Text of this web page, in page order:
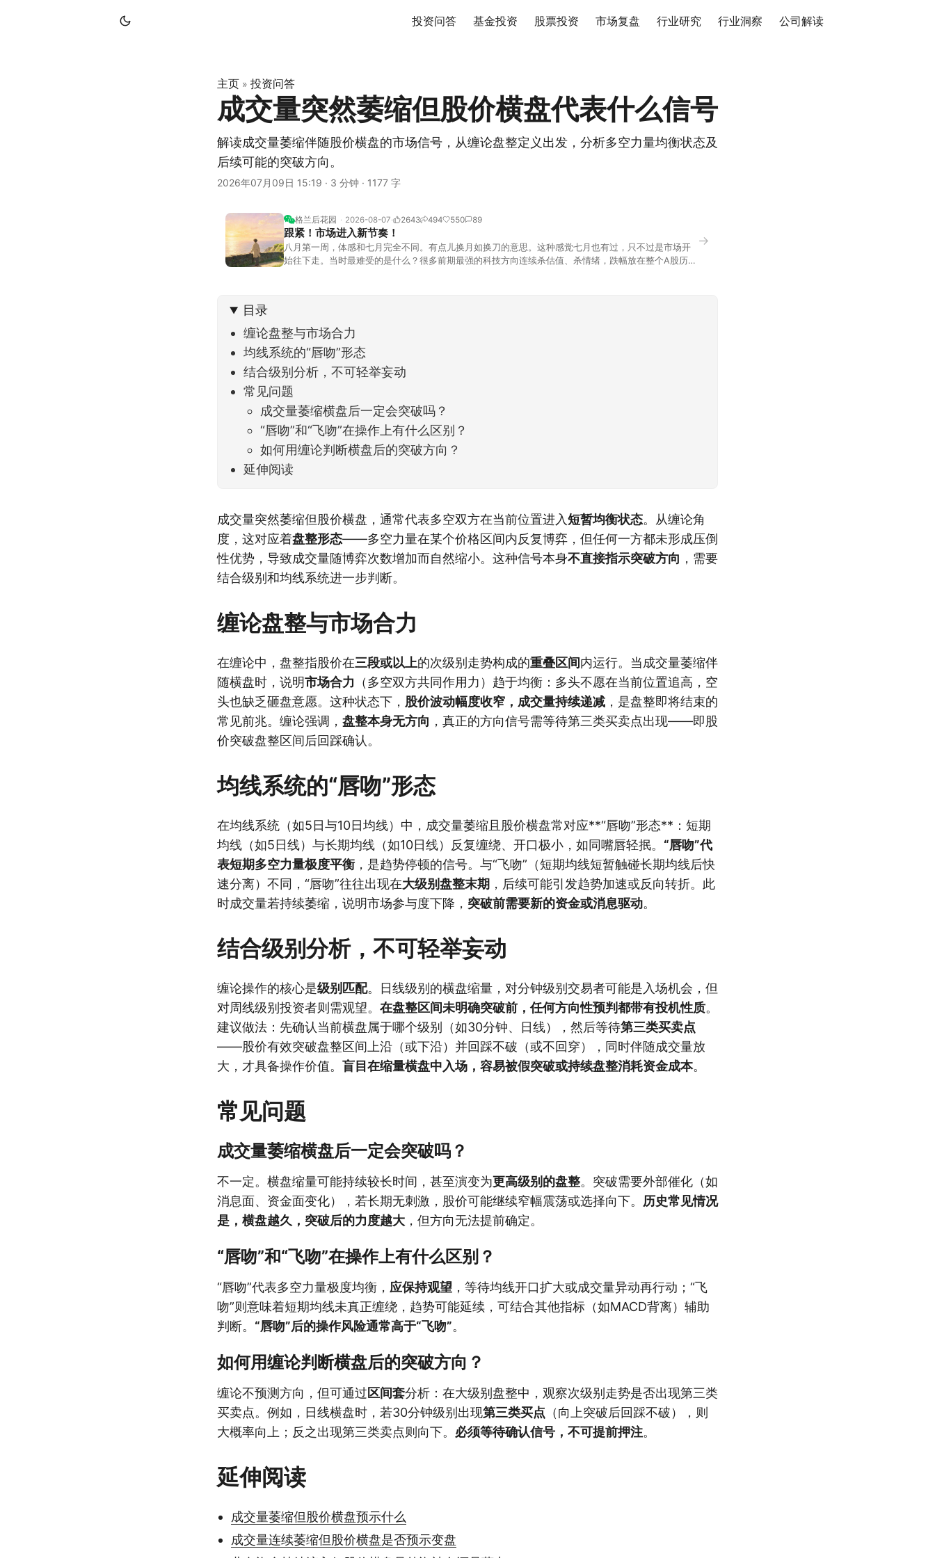
投资问答 基金投资 股票投资 市场复盘 行业研究 行业洞察 公司解读
主页 » 投资问答
成交量突然萎缩但股价横盘代表什么信号
解读成交量萎缩伴随股价横盘的市场信号，从缠论盘整定义出发，分析多空力量均衡状态及
后续可能的突破方向。
2026年07月09日 15:19 · 3 分钟 · 1177 字
格兰后花园 2026-08-07 2643 494 550 89
跟紧！市场进入新节奏！
八月第一周，体感和七月完全不同。有点儿换月如换刀的意思。这种感觉七月也有过，只不过是市场开
始往下走。当时最难受的是什么？很多前期最强的科技方向连续杀估值、杀情绪，跌幅放在整个A股历史
→
目录
缠论盘整与市场合力
均线系统的“唇吻”形态
结合级别分析，不可轻举妄动
常见问题
成交量萎缩横盘后一定会突破吗？
“唇吻”和“飞吻”在操作上有什么区别？
如何用缠论判断横盘后的突破方向？
延伸阅读
成交量突然萎缩但股价横盘，通常代表多空双方在当前位置进入短暂均衡状态。从缠论角
度，这对应着盘整形态——多空力量在某个价格区间内反复博弈，但任何一方都未形成压倒
性优势，导致成交量随博弈次数增加而自然缩小。这种信号本身不直接指示突破方向 ，需要
结合级别和均线系统进一步判断。
缠论盘整与市场合力
在缠论中，盘整指股价在三段或以上的次级别走势构成的重叠区间内运行。当成交量萎缩伴
随横盘时，说明市场合力 （多空双方共同作用力）趋于均衡：多头不愿在当前位置追高，空
头也缺乏砸盘意愿。这种状态下， 股价波动幅度收窄，成交量持续递减 ，是盘整即将结束的
常见前兆。缠论强调， 盘整本身无方向 ，真正的方向信号需等待第三类买卖点出现——即股
价突破盘整区间后回踩确认。
均线系统的“唇吻”形态
在均线系统（如5日与10日均线）中，成交量萎缩且股价横盘常对应**“唇吻”形态**：短期
均线（如5日线）与长期均线（如10日线）反复缠绕、开口极小，如同嘴唇轻抿。 “唇吻”代
表短期多空力量极度平衡 ，是趋势停顿的信号。与“飞吻”（短期均线短暂触碰长期均线后快
速分离）不同，“唇吻”往往出现在大级别盘整末期 ，后续可能引发趋势加速或反向转折。此
时成交量若持续萎缩，说明市场参与度下降， 突破前需要新的资金或消息驱动。
结合级别分析，不可轻举妄动
缠论操作的核心是级别匹配。日线级别的横盘缩量，对分钟级别交易者可能是入场机会，但
对周线级别投资者则需观望。 在盘整区间未明确突破前，任何方向性预判都带有投机性质。
建议做法：先确认当前横盘属于哪个级别（如30分钟、日线），然后等待第三类买卖点
——股价有效突破盘整区间上沿（或下沿）并回踩不破（或不回穿），同时伴随成交量放
大，才具备操作价值。 盲目在缩量横盘中入场，容易被假突破或持续盘整消耗资金成本。
常见问题
成交量萎缩横盘后一定会突破吗？
不一定。横盘缩量可能持续较长时间，甚至演变为更高级别的盘整。突破需要外部催化（如
消息面、资金面变化），若长期无刺激，股价可能继续窄幅震荡或选择向下。 历史常见情况
是，横盘越久，突破后的力度越大 ，但方向无法提前确定。
“唇吻”和“飞吻”在操作上有什么区别？
“唇吻”代表多空力量极度均衡， 应保持观望 ，等待均线开口扩大或成交量异动再行动；“飞
吻”则意味着短期均线未真正缠绕，趋势可能延续，可结合其他指标（如MACD背离）辅助
判断。 “唇吻”后的操作风险通常高于“飞吻”。
如何用缠论判断横盘后的突破方向？
缠论不预测方向，但可通过区间套分析：在大级别盘整中，观察次级别走势是否出现第三类
买卖点。例如，日线横盘时，若30分钟级别出现第三类买点 （向上突破后回踩不破），则
大概率向上；反之出现第三类卖点则向下。 必须等待确认信号，不可提前押注。
延伸阅读
成交量萎缩但股价横盘预示什么
成交量连续萎缩但股价横盘是否预示变盘